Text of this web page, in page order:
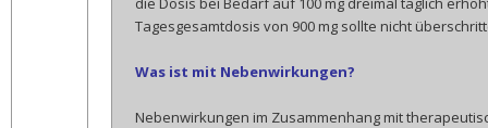
Tagesgesamtdosis von 900 mg sollte nicht
Was ist mit Nebenwirkungen?
Nebenwirkungen im Zusammenhang mit